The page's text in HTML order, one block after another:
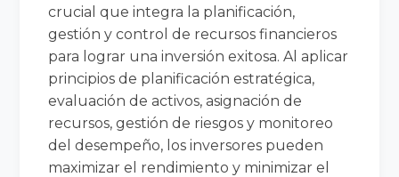
crucial que integra la planificación,
gestión y control de recursos financieros
para lograr una inversión exitosa. Al aplicar
principios de planificación estratégica,
evaluación de activos, asignación de
recursos, gestión de riesgos y monitoreo
del desempeño, los inversores pueden
maximizar el rendimiento y minimizar el